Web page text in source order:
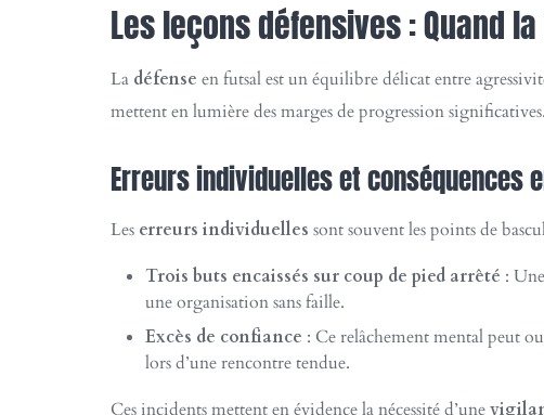
Les leçons défensives : Quand
La défense en futsal est un équilibre délicat entre
mettent en lumière des marges de progression significatives.
Erreurs individuelles et conséquences
Les erreurs individuelles sont souvent les points de
Trois buts encaissés sur coup de pied arrêté :
une organisation sans faille.
Excès de confiance : Ce relâchement mental peut
lors d’une rencontre tendue.
Ces incidents mettent en évidence la nécessité d’une